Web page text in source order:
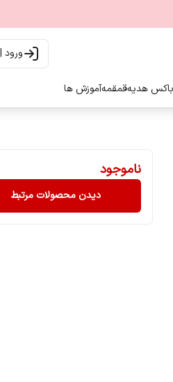
ورود
باکس هدیهقمقمهآموزش ها
ناموجود
دیدن محصولات مرتبط